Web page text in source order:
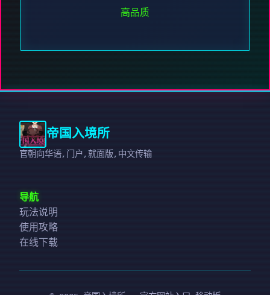
高品质
帝国入境所
官朝向华语,门户,就面版,中文传输
导航
玩法说明
使用攻略
在线下载